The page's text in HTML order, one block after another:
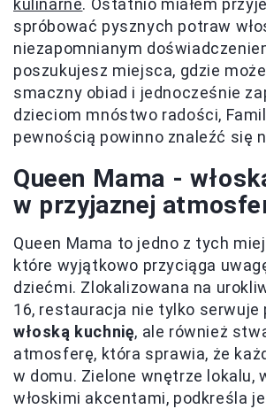
kulinarne. Ostatnio miałem
spróbować pysznych potraw
niezapomnianym
poszukujesz miejsca, gdzie
smaczny obiad i jednocześnie
dzieciom mnóstwo radości,
pewnością powinno znaleźć się
Queen Mama -
w przyjaznej
Queen Mama to jedno z tych
które wyjątkowo przyciąga
dziećmi. Zlokalizowana na
16, restauracja nie tylko serwuje
włoską kuchnię, ale również
atmosferę, która sprawia, że
w domu. Zielone wnętrze lokalu,
włoskimi akcentami, podkreśla